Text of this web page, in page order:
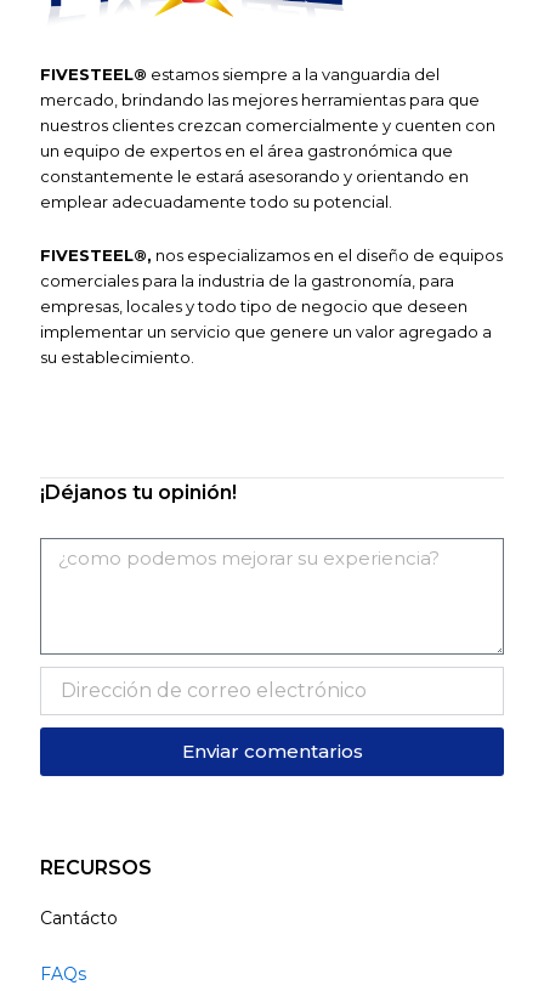
FIVESTEEL® estamos siempre a la vanguardia del
mercado, brindando las mejores herramientas para que
nuestros clientes crezcan comercialmente y cuenten con
un equipo de expertos en el área gastronómica que
constantemente le estará asesorando y orientando en
emplear adecuadamente todo su potencial.
FIVESTEEL®, nos especializamos en el diseño de equipos
comerciales para la industria de la gastronomía, para
empresas, locales y todo tipo de negocio que deseen
implementar un servicio que genere un valor agregado a
su establecimiento.
¡Déjanos tu opinión!
Enviar comentarios
RECURSOS
Cantácto
FAQs